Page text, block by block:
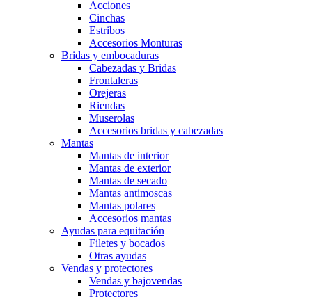
Acciones
Cinchas
Estribos
Accesorios Monturas
Bridas y embocaduras
Cabezadas y Bridas
Frontaleras
Orejeras
Riendas
Muserolas
Accesorios bridas y cabezadas
Mantas
Mantas de interior
Mantas de exterior
Mantas de secado
Mantas antimoscas
Mantas polares
Accesorios mantas
Ayudas para equitación
Filetes y bocados
Otras ayudas
Vendas y protectores
Vendas y bajovendas
Protectores